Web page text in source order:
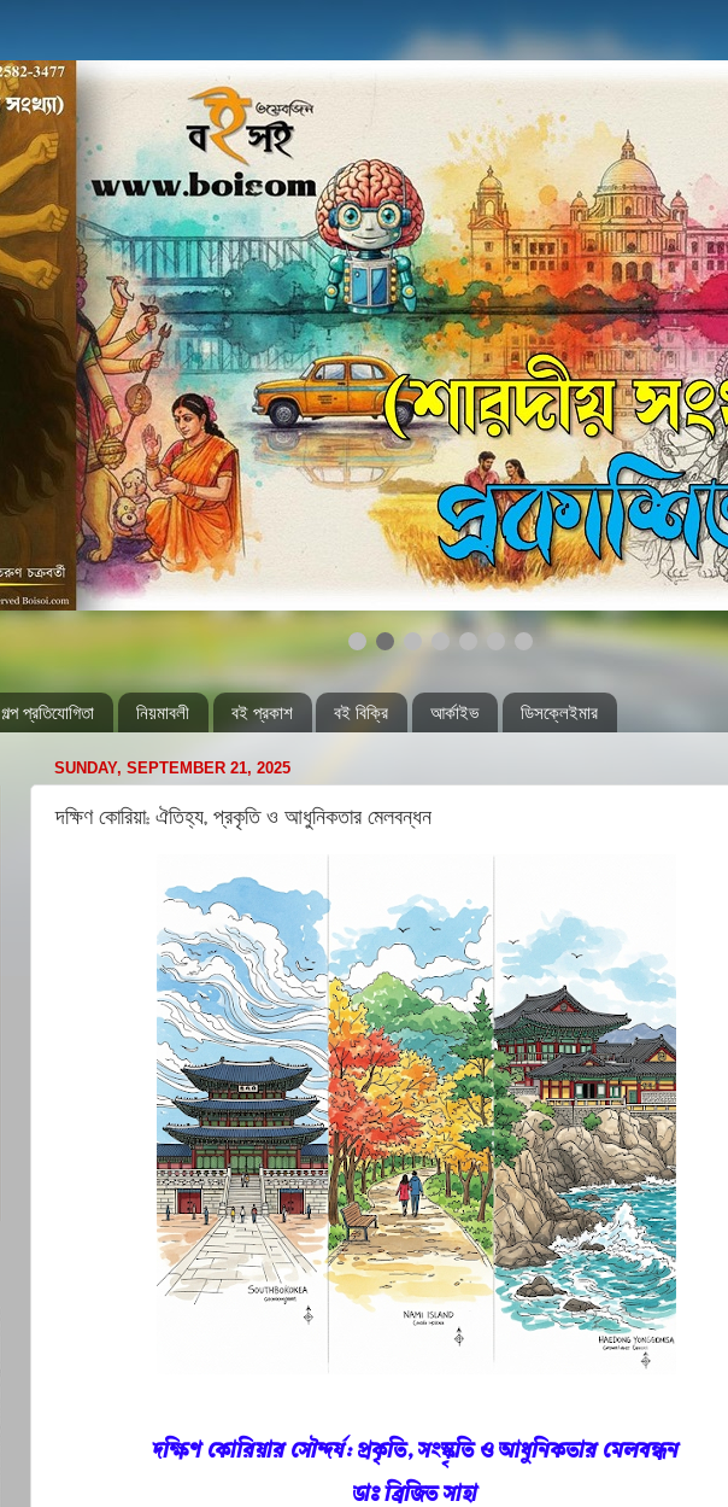
গল্প প্রতিযোগিতা নিয়মাবলী বই প্রকাশ বই বিক্রি আর্কাইভ ডিসক্লেইমার
দক্ষিণ কোরিয়া: ঐতিহ্য, প্রকৃতি ও আধুনিকতার মেলবন্ধন
দক্ষিণ কোরিয়ার সৌন্দর্য: প্রকৃতি, সংস্কৃতি ও আধুনিকতার মেলবন্ধন
ডাঃ ব্রিজিত সাহা